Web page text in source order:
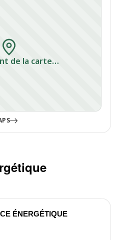
de la carte…
ÉNERGÉTIQUE